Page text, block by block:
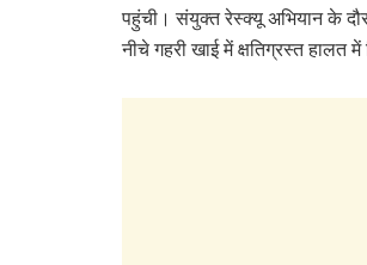
पहुंची। संयुक्त रेस्क्यू अभियान के
नीचे गहरी खाई में क्षतिग्रस्त हालत में